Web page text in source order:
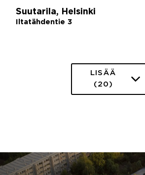
Suutarila, Helsinki
Iltatähdentie 3
LISÄÄ
(20)